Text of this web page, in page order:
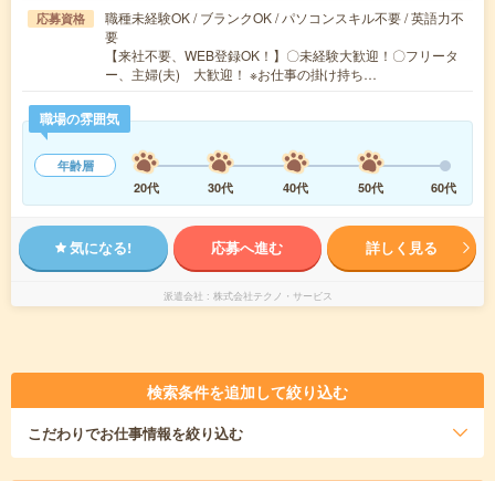
応募資格
職種未経験OK / ブランクOK / パソコンスキル不要 / 英語力不
要
【来社不要、WEB登録OK！】〇未経験大歓迎！〇フリータ
ー、主婦(夫) 大歓迎！ ※お仕事の掛け持ち…
職場の雰囲気
年齢層
20代
30代 40代 50代 60代
気になる! 応募へ進む 詳しく見る
派遣会社 株式会社テクノ・サービス
検索条件を追加して絞り込む
こだわりでお仕事情報を絞り込む